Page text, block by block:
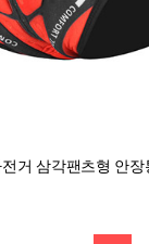
거 삼각팬츠형 안